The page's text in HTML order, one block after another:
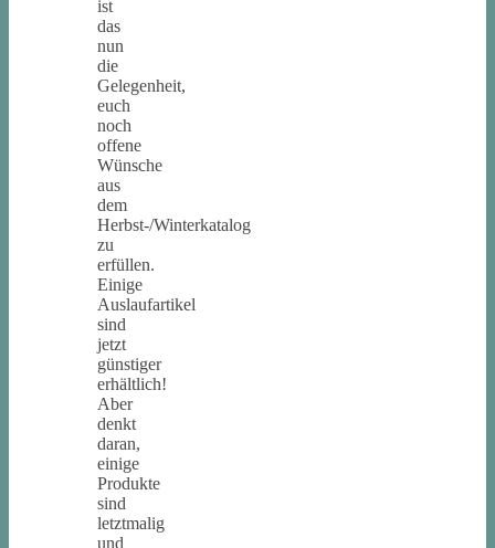
ist
das
nun
die
Gelegenheit,
euch
noch
offene
Wünsche
aus
dem
Herbst-/Winterkatalog
zu
erfüllen.
Einige
Auslaufartikel
sind
jetzt
günstiger
erhältlich!
Aber
denkt
daran,
einige
Produkte
sind
letztmalig
und